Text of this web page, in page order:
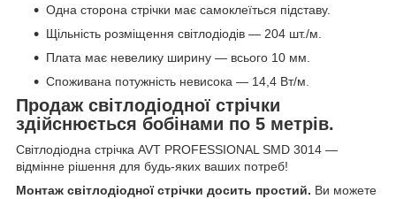
Одна сторона стрічки має самоклеїться підставу.
Щільність розміщення світлодіодів — 204 шт./м.
Плата має невелику ширину — всього 10 мм.
Споживана потужність невисока — 14,4 Вт/м.
Продаж світлодіодної стрічки
здійснюється бобінами по 5 метрів.
Світлодіодна стрічка AVT PROFESSIONAL SMD 3014 —
відмінне рішення для будь-яких ваших потреб!
Монтаж світлодіодної стрічки досить простий. Ви можете